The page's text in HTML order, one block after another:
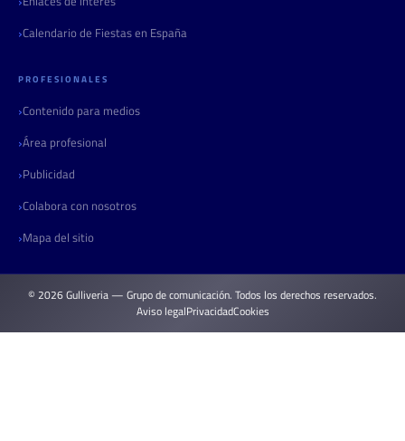
Calendario de Fiestas en España
PROFESIONALES
Contenido para medios
Área profesional
Publicidad
Colabora con nosotros
Mapa del sitio
© 2026 Gulliveria — Grupo de comunicación. Todos los derechos reservados.
Aviso legalPrivacidadCookies